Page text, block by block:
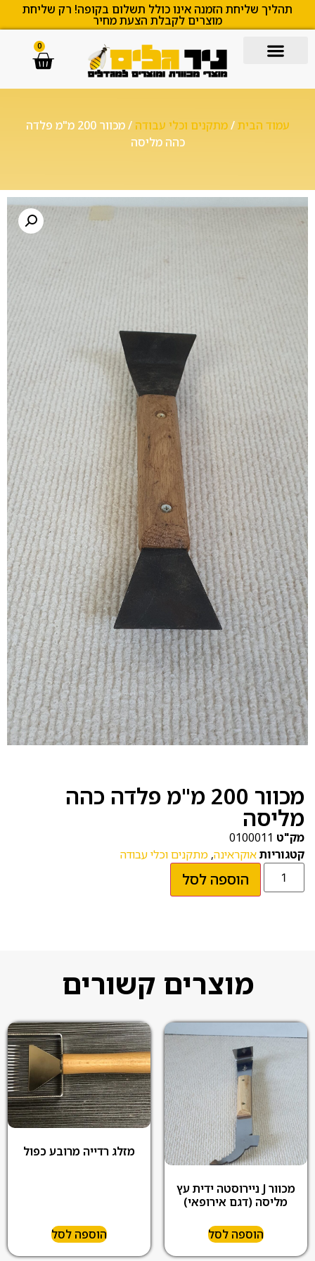
תהליך שליחת הזמנה אינו כולל תשלום בקופה! רק שליחת
מוצרים לקבלת הצעת מחיר
0
עמוד הבית/מתקנים וכלי עבודה
/ מכוור 200 מ"מ פלדה
כהה מליסה
מכוור 200 מ"מ פלדה כהה
מליסה
מק"ט 0100011
קטגוריותאוקראינה, מתקנים וכלי עבודה
הוספה לסל
מוצרים קשורים
מכוור J ניירוסטה ידית עץ
מליסה (דגם אירופאי)
הוספה לסל
מזלג רדייה מרובע כפול
הוספה לסל